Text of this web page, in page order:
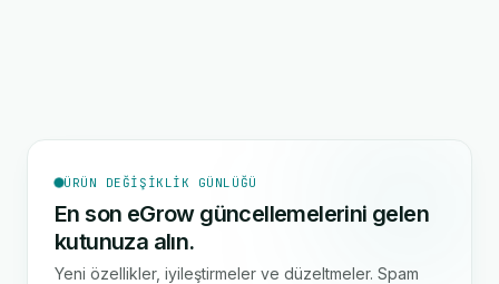
ÜRÜN DEĞIŞIKLIK GÜNLÜĞÜ
En son eGrow güncellemelerini gelen
kutunuza alın.
Yeni özellikler, iyileştirmeler ve düzeltmeler. Spam